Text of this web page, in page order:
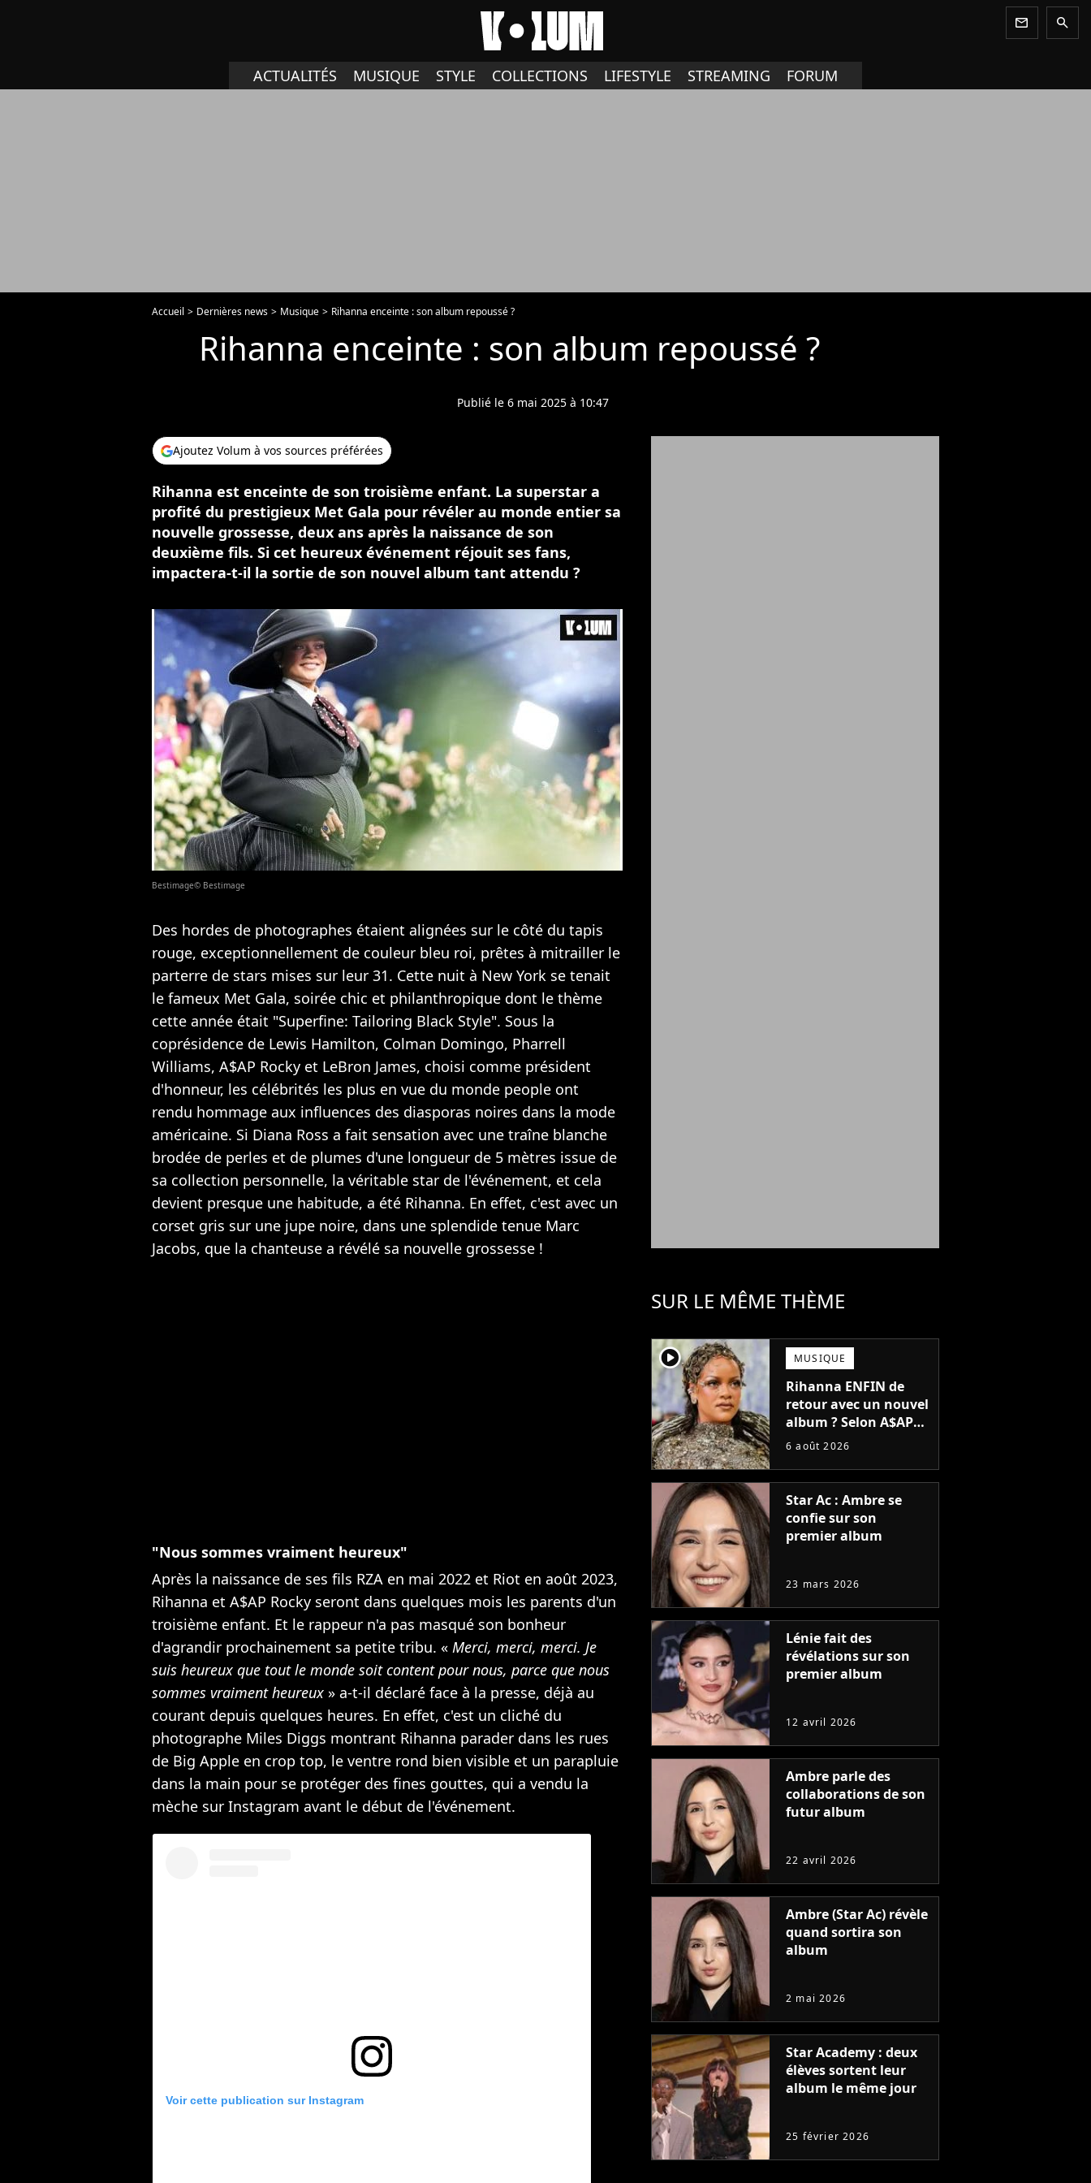
newsletter search
ACTUALITÉS MUSIQUE STYLE COLLECTIONS LIFESTYLE STREAMING FORUM
Accueil Dernières news Musique Rihanna enceinte : son album repoussé ?
Rihanna enceinte : son album repoussé ?
Publié le 6 mai 2025 à 10:47
Ajoutez Volum à vos sources préférées
Rihanna est enceinte de son troisième enfant. La superstar a
profité du prestigieux Met Gala pour révéler au monde entier sa
nouvelle grossesse, deux ans après la naissance de son
deuxième fils. Si cet heureux événement réjouit ses fans,
impactera-t-il la sortie de son nouvel album tant attendu ?
Bestimage© Bestimage
Des hordes de photographes étaient alignées sur le côté du tapis
rouge, exceptionnellement de couleur bleu roi, prêtes à mitrailler le
parterre de stars mises sur leur 31. Cette nuit à New York se tenait
le fameux Met Gala, soirée chic et philanthropique dont le thème
cette année était "Superfine: Tailoring Black Style". Sous la
coprésidence de Lewis Hamilton, Colman Domingo, Pharrell
Williams, A$AP Rocky et LeBron James, choisi comme président
d'honneur, les célébrités les plus en vue du monde people ont
rendu hommage aux influences des diasporas noires dans la mode
américaine. Si Diana Ross a fait sensation avec une traîne blanche
brodée de perles et de plumes d'une longueur de 5 mètres issue de
sa collection personnelle, la véritable star de l'événement, et cela
devient presque une habitude, a été Rihanna. En effet, c'est avec un
corset gris sur une jupe noire, dans une splendide tenue Marc
Jacobs, que la chanteuse a révélé sa nouvelle grossesse !
"Nous sommes vraiment heureux"
Après la naissance de ses fils RZA en mai 2022 et Riot en août 2023,
Rihanna et A$AP Rocky seront dans quelques mois les parents d'un
troisième enfant. Et le rappeur n'a pas masqué son bonheur
d'agrandir prochainement sa petite tribu. « Merci, merci, merci. Je
suis heureux que tout le monde soit content pour nous, parce que nous
sommes vraiment heureux » a-t-il déclaré face à la presse, déjà au
courant depuis quelques heures. En effet, c'est un cliché du
photographe Miles Diggs montrant Rihanna parader dans les rues
de Big Apple en crop top, le ventre rond bien visible et un parapluie
dans la main pour se protéger des fines gouttes, qui a vendu la
mèche sur Instagram avant le début de l'événement.
Voir cette publication sur Instagram
SUR LE MÊME THÈME
player2 MUSIQUE
Rihanna ENFIN de
retour avec un nouvel
album ? Selon A$AP
Rocky, "c'est du
6 août 2026
Star Ac : Ambre se
confie sur son
premier album
23 mars 2026
Lénie fait des
révélations sur son
premier album
12 avril 2026
Ambre parle des
collaborations de son
futur album
22 avril 2026
Ambre (Star Ac) révèle
quand sortira son
album
2 mai 2026
Star Academy : deux
élèves sortent leur
album le même jour
25 février 2026